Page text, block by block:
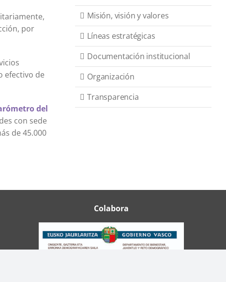
por
efectivo de
del
con sede
de 45.000
Misión, visión y valores
Líneas estratégicas
Documentación institucional
Organización
Transparencia
Colabora